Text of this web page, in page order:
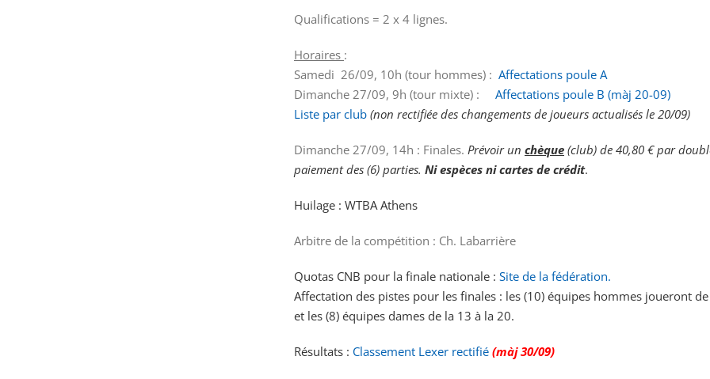
Qualifications = 2 x 4 lignes.
Horaires :
Samedi 26/09, 10h (tour hommes) : Affectations poule A
Dimanche 27/09, 9h (tour mixte) : Affectations poule B (màj 20-09)
Liste par club (non rectifiée des changements de joueurs actualisés le 20/09)
Dimanche 27/09, 14h : Finales. Prévoir un chèque (club) de 40,80 € par
paiement des (6) parties. Ni espèces ni cartes de crédit.
Huilage : WTBA Athens
Arbitre de la compétition : Ch. Labarrière
Quotas CNB pour la finale nationale : Site de la fédération.
Affectation des pistes pour les finales : les (10) équipes hommes joueront
et les (8) équipes dames de la 13 à la 20.
Résultats : Classement Lexer rectifié (màj 30/09)